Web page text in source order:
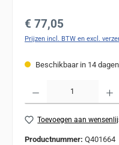
Normale prijs:
€ 77,05
Prijzen incl. BTW en excl.
Beschikbaar in 14
Toevoegen aan
Productnummer: Q401664